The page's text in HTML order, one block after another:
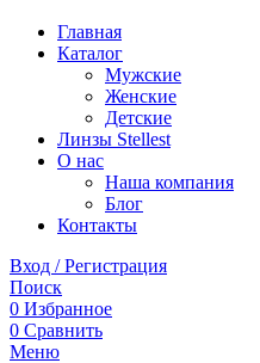
Главная
Каталог
Мужские
Женские
Детские
Линзы Stellest
О нас
Наша компания
Блог
Контакты
Вход / Регистрация
Поиск
0 Избранное
0 Сравнить
Меню